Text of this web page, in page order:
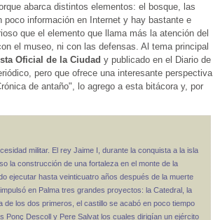
abarca distintos elementos: el bosque, las
información en Internet y hay bastante e
que el elemento que llama más la atención del
el museo, ni con las defensas. Al tema principal
Oficial de la Ciudad y publicado en el Diario de
pero que ofrece una interesante perspectiva
de antaño", lo agrego a esta bitácora y, por
militar. El rey Jaime I, durante la conquista a la isla
la construcción de una fortaleza en el monte de la
ejecutar hasta veinticuatro años después de la muerte
en Palma tres grandes proyectos: la Catedral, la
de los dos primeros, el castillo se acabó en poco tiempo
Ponç Descoll y Pere Salvat los cuales dirigían un ejército